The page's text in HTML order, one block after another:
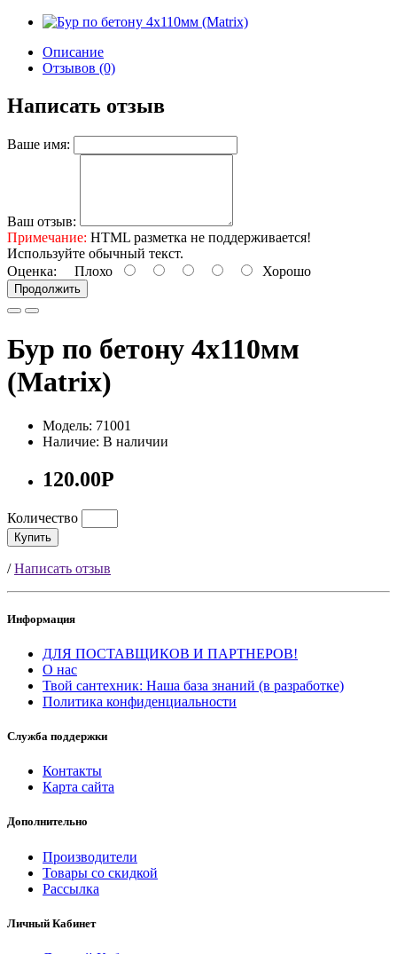
Описание
Отзывов (0)
Написать отзыв
Ваше имя:
Ваш отзыв:
Примечание: HTML разметка не поддерживается!
Используйте обычный текст.
Оценка: Плохо Хорошо
Продолжить
Бур по бетону 4х110мм
(Matrix)
Модель: 71001
Наличие: В наличии
120.00Р
Количество
Купить
/Написать отзыв
Информация
ДЛЯ ПОСТАВЩИКОВ И ПАРТНЕРОВ!
О нас
Твой сантехник: Наша база знаний (в разработке)
Политика конфиденциальности
Служба поддержки
Контакты
Карта сайта
Дополнительно
Производители
Товары со скидкой
Рассылка
Личный Кабинет